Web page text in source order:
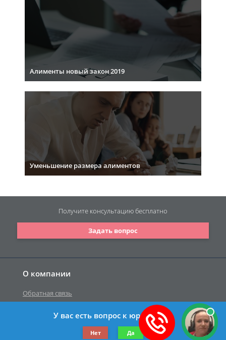
Алименты новый закон 2019
Уменьшение размера алиментов
О компании
Обратная связь
©2019-2026 Все права защищены.
Задать вопрос
Получите консультациюбесплатно
У вас есть вопрос к юристу?
Нет Да